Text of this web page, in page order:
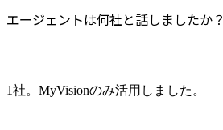
エージェントは何社と話しましたか？
1社。MyVisionのみ活用しました。